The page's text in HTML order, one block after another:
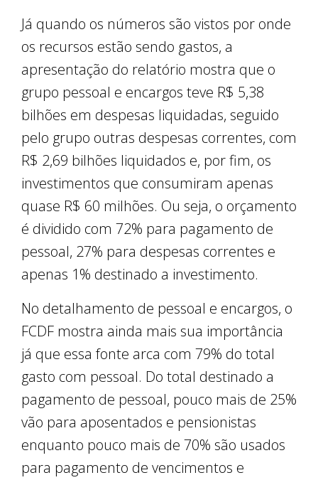
Já quando os números são vistos por onde
os recursos estão sendo gastos, a
apresentação do relatório mostra que o
grupo pessoal e encargos teve R$ 5,38
bilhões em despesas liquidadas, seguido
pelo grupo outras despesas correntes, com
R$ 2,69 bilhões liquidados e, por fim, os
investimentos que consumiram apenas
quase R$ 60 milhões. Ou seja, o orçamento
é dividido com 72% para pagamento de
pessoal, 27% para despesas correntes e
apenas 1% destinado a investimento.
No detalhamento de pessoal e encargos, o
FCDF mostra ainda mais sua importância
já que essa fonte arca com 79% do total
gasto com pessoal. Do total destinado a
pagamento de pessoal, pouco mais de 25%
vão para aposentados e pensionistas
enquanto pouco mais de 70% são usados
para pagamento de vencimentos e